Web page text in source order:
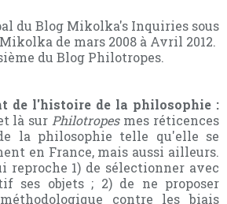
du Blog Mikolka's Inquiries sous
de mars 2008 à Avril 2012.
du Blog Philotropes.
de l'histoire de la philosophie :
là sur Philotropesmes réticences
la philosophie telle qu'elle se
en France, mais aussi ailleurs.
reproche 1) de sélectionner avec
ses objets ; 2) de ne proposer
contre les biais